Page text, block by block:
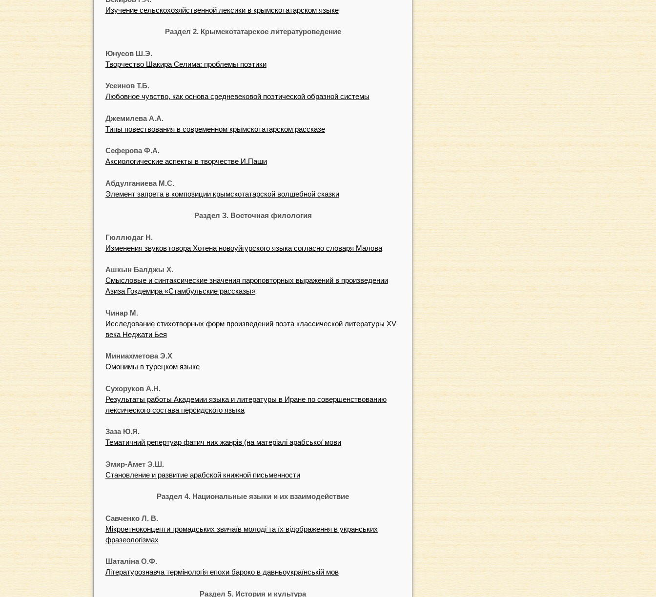
Изучение сельскохозяйственной лексики в крымскотатарском языке
Раздел 2. Крымскотатарское литературоведение
Юнусов Ш.Э.
Творчество Шакира Селима: проблемы поэтики
Усеинов Т.Б.
Любовное чувство, как основа средневековой поэтической образной системы
Джемилева А.А.
Типы повествования в современном крымскотатарском рассказе
Сеферова Ф.А.
Аксиологические аспекты в творчестве И.Паши
Абдулганиева М.С.
Элемент запрета в композиции крымскотатарской волшебной сказки
Раздел З. Восточная филология
Гюллюдаг Н.
Изменения звуков говора Хотена новоуйгурского языка согласно словаря Малова
Ашкын Балджы Х.
Смысловые и синтаксические значения пароповторных выражений в произведении
Азиза Гокдемира «Стамбульские рассказы»
Чинар М.
Исследование стихотворных форм произведений поэта классической литературы ХV
века Неджати Бея
Миниахметова Э.Х
Омонимы в турецком языке
Сухоруков А.Н.
Результаты работы Академии языка и литературы в Иране по совершенствованию
лексического состава персидского языка
Заза Ю.Я.
Тематичний репертуар фатич них жанрiв (на матерiалi арабської мови
Эмир-Амет Э.Ш.
Становление и развитие арабской книжной письменности
Раздел 4. Национальные языки и их взаимодействие
Савченко Л. В.
Мiкроетноконцепти громадських звичаїв молодi та їх вiдображення в укранських
фразеологiзмах
Шаталiна О.Ф.
Лiтературознавча термiнологiя епохи бароко в давньоукраїнськiй мов
Раздел 5. История и культура